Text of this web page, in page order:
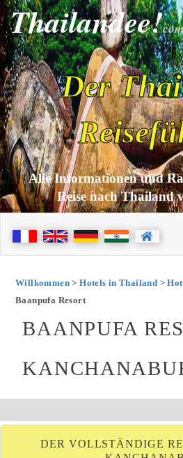
Thailandee!com
Der
Alle Informationen und
Reise nach Thailand
Willkommen>Hotels in Thailand >
Baanpufa Resort
BAANPUFA
DER VOLLSTÄNDIGE